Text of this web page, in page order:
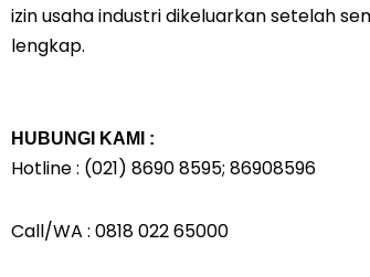
izin usaha industri dikeluarkan setelah
lengkap.
HUBUNGI KAMI :
Hotline : (021) 8690 8595; 86908596
Call/WA : 0818 022 65000